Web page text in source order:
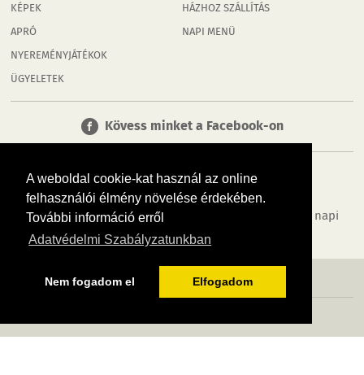
A weboldal cookie-kat használ az online
felhasználói élmény növelése érdekében.
További információ erről
Adatvédelmi Szabályzatunkban
Nem fogadom el Elfogadom
KÉPEK
APRÓ
NYEREMÉNYJÁTÉKOK
ÜGYELETEK
HÁZHOZ SZÁLLÍTÁS
NAPI MENÜ
Kövess minket a Facebook-on
Tudj meg többet városodról! Hírek, programok, képek, napi
menü, cégek…. és minden, ami Orosháza
MÉDIAAJÁNLÓ ADATVÉDELEM IMPRESSZUM RÓLUNK